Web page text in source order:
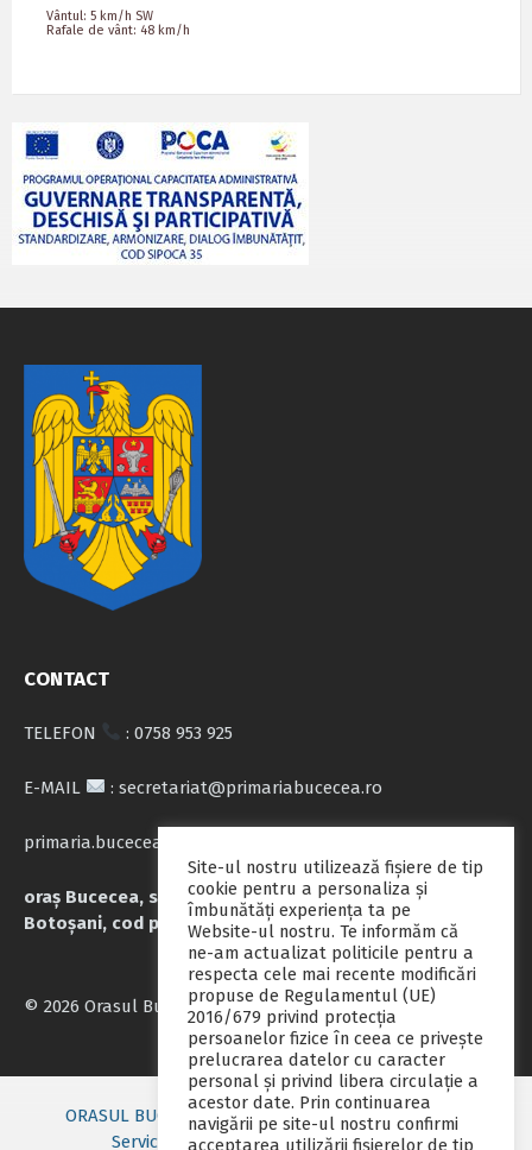
Vântul: 5 km/h SW
Rafale de vânt: 48 km/h
CONTACT
TELEFON : 0758 953 925
E-MAIL : secretariat@primariabucecea.ro
primaria.bucecea@yahoo.com
oraș Bucecea, str. Calea Națională nr.71, județul
Botoșani, cod poștal 717045
© 2026 Orasul Bucecea
ORASUL BUCECEA Primarie nou
Consiliul local
Servicii publice
Contact Fii pregatit
Site-ul nostru utilizează fişiere de tip
cookie pentru a personaliza și
îmbunătăți experiența ta pe
Website-ul nostru. Te informăm că
ne-am actualizat politicile pentru a
respecta cele mai recente modificări
propuse de Regulamentul (UE)
2016/679 privind protecția
persoanelor fizice în ceea ce privește
prelucrarea datelor cu caracter
personal și privind libera circulație a
acestor date. Prin continuarea
navigării pe site-ul nostru confirmi
acceptarea utilizării fişierelor de tip